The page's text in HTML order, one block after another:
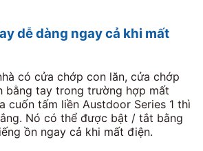
dễ dàng ngay cả khi mất
có cửa chớp con lăn, cửa chớp
bằng tay trong trường hợp mất
cuốn tấm liền Austdoor Series 1 thì
Nó có thể được bật / tắt bằng
ồn ngay cả khi mất điện.